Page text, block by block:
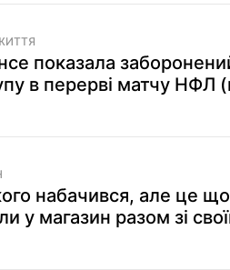
показала
в перерві матчу НФЛ
набачився, але це
у магазин разом зі